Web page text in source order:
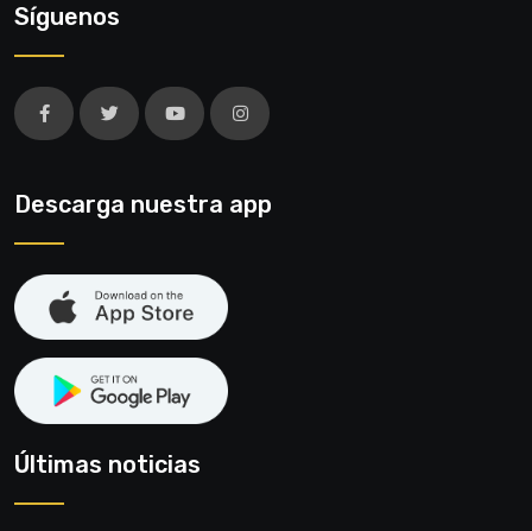
Síguenos
Descarga nuestra app
Últimas noticias